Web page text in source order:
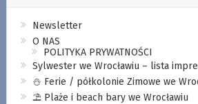
Newsletter
O NAS
POLITYKA PRYWATNOŚCI
Sylwester we Wrocławiu – lista
⛄️ Ferie / półkolonie Zimowe we
⛱️ Plaże i beach bary we Wrocławiu